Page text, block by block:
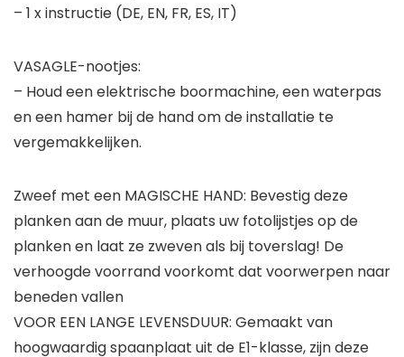
– 1 x instructie (DE, EN, FR, ES, IT)
VASAGLE-nootjes:
– Houd een elektrische boormachine, een waterpas
en een hamer bij de hand om de installatie te
vergemakkelijken.
Zweef met een MAGISCHE HAND: Bevestig deze
planken aan de muur, plaats uw fotolijstjes op de
planken en laat ze zweven als bij toverslag! De
verhoogde voorrand voorkomt dat voorwerpen naar
beneden vallen
VOOR EEN LANGE LEVENSDUUR: Gemaakt van
hoogwaardig spaanplaat uit de E1-klasse, zijn deze